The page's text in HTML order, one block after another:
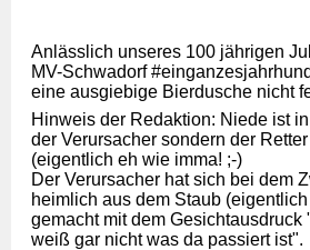
Anlässlich unseres 100 jährigen
MV-Schwadorf
eine ausgiebige Bierdusche nicht
Hinweis der Redaktion: Niede ist
der Verursacher sondern der
(eigentlich eh wie imma! ;-)
Der Verursacher hat sich bei dem
heimlich aus dem Staub
gemacht mit dem Gesichtausdruck
weiß gar nicht was da passiert ist".